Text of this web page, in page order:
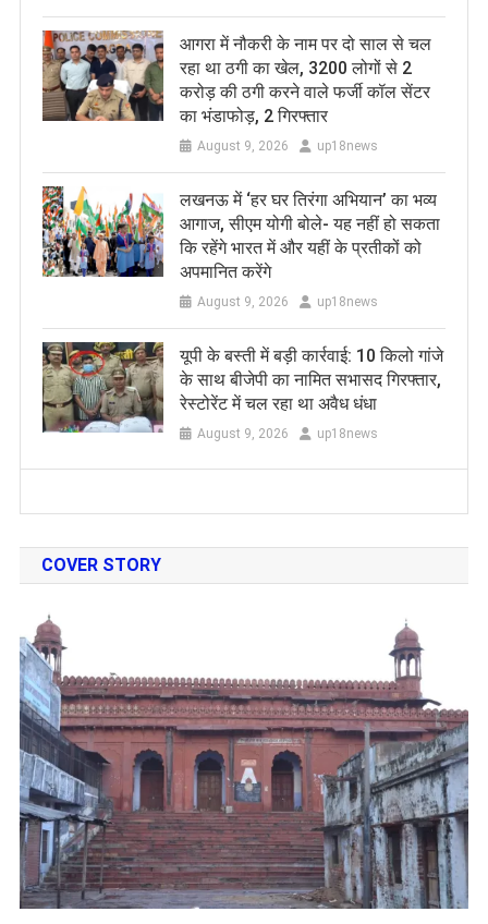
आगरा में नौकरी के नाम पर दो साल से चल
रहा था ठगी का खेल, 3200 लोगों से 2
करोड़ की ठगी करने वाले फर्जी कॉल सेंटर
का भंडाफोड़, 2 गिरफ्तार
August 9, 2026 up18news
लखनऊ में ‘हर घर तिरंगा अभियान’ का भव्य
आगाज, सीएम योगी बोले- यह नहीं हो सकता
कि रहेंगे भारत में और यहीं के प्रतीकों को
अपमानित करेंगे
August 9, 2026 up18news
यूपी के बस्ती में बड़ी कार्रवाई: 10 किलो गांजे
के साथ बीजेपी का नामित सभासद गिरफ्तार,
रेस्टोरेंट में चल रहा था अवैध धंधा
August 9, 2026 up18news
COVER STORY